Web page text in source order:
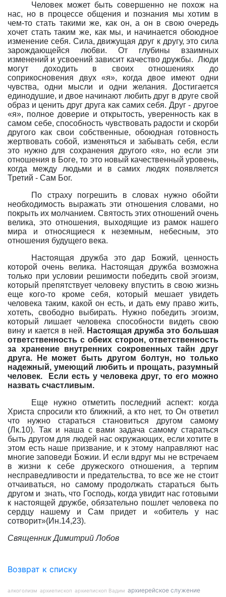
Человек может быть совершенно не похож на
нас, но в процессе общения и познания мы хотим в
чем-то стать такими же, как он, а он в свою очередь
хочет стать таким же, как мы, и начинается обоюдное
изменение себя. Сила, движущая друг к другу, это сила
зарождающейся любви. От глубины взаимных
изменений и усвоений зависит качество дружбы. Люди
могут доходить в своих отношениях до
соприкосновения двух «я», когда двое имеют одни
чувства, одни мысли и одни желания. Достигается
единодушие, и двое начинают любить друг в друге свой
образ и ценить друг друга как самих себя. Друг - другое
«я», полное доверие и открытость, уверенность как в
самом себе, способность чувствовать радости и скорби
другого как свои собственные, обоюдная готовность
жертвовать собой, изменяться и забывать себя, если
это нужно для сохранения другого «я», но если эти
отношения в Боге, то это новый качественный уровень,
когда между людьми и в самих людях появляется
Третий - Сам Бог.
По страху погрешить в словах нужно обойти
необходимость выражать эти отношения словами, но
покрыть их молчанием. Святость этих отношений очень
велика, это отношения, выходящие из рамок нашего
мира и относящиеся к неземным, небесным, это
отношения будущего века.
Настоящая дружба это дар Божий, ценность
которой очень велика. Настоящая дружба возможна
только при условии решимости победить свой эгоизм,
который препятствует человеку впустить в свою жизнь
еще кого-то кроме себя, который мешает увидеть
человека таким, какой он есть, и дать ему право жить,
хотеть, свободно выбирать. Нужно победить эгоизм,
который лишает человека способности видеть свою
вину и кается в ней. Настоящая дружба это большая
ответственность с обеих сторон, ответственность
за хранение внутренних сокровенных тайн друг
друга. Не может быть другом болтун, но только
надежный, умеющий любить и прощать, разумный
человек.
Если есть у человека друг, то его можно
назвать счастливым.
Еще нужно отметить последний аспект: когда
Христа спросили кто ближний, а кто нет, то Он ответил
что нужно стараться становиться другом самому
(Лк.10). Так и наша с вами задача самому стараться
быть другом для людей нас окружающих, если хотите в
этом есть наше призвание, и к этому направляют нас
многие заповеди Божии. И если вдруг мы не встречаем
в жизни к себе дружеского отношения, а терпим
несправедливости и предательства, то все же не стоит
отчаиваться, но самому продолжать стараться быть
другом и знать, что Господь, когда увидит нас готовыми
к настоящей дружбе, обязательно пошлет человека по
сердцу нашему и Сам придет и «обитель у нас
сотворит»(Ин.14,23).
Священник Димитрий Лобов
Возврат к списку
алкоголизм архиепископ архиепископ Вадим архиерейское служение